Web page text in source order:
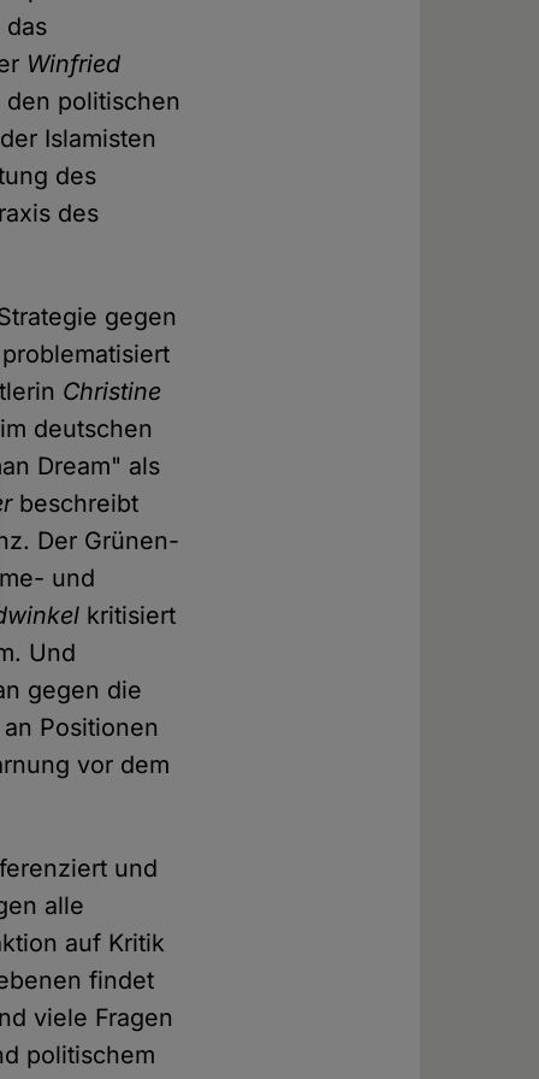
das
Winfried
politischen
Islamisten
des
des
gegen
problematisiert
Christine
deutschen
Dream" als
beschreibt
Der Grünen-
und
kritisiert
Und
gegen die
Positionen
vor dem
und
alle
auf Kritik
findet
viele Fragen
politischem